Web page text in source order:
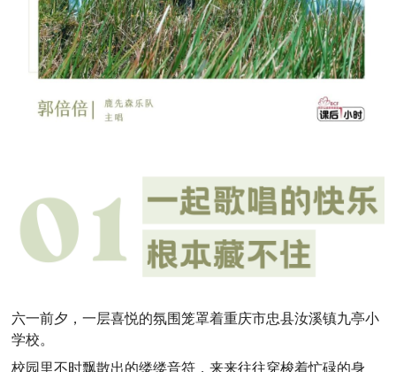
六一前夕，一层喜悦的氛围笼罩着重庆市忠县汝溪镇九亭小
学校。
校园里不时飘散出的缕缕音符，来来往往穿梭着忙碌的身